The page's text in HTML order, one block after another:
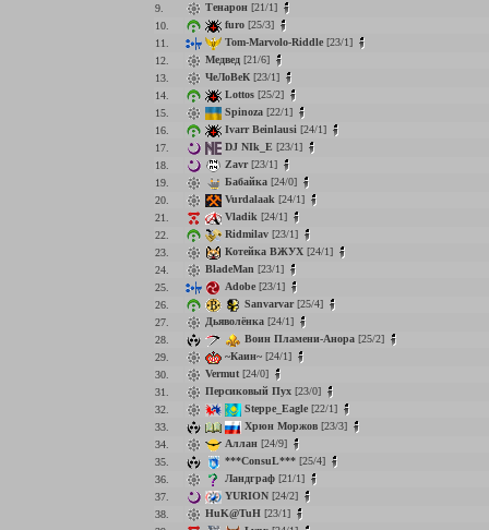
9.
Тенарон [21/1]
10.
furo [25/3]
11.
Tom-Marvolo-Riddle [23/1]
12.
Медвед [21/6]
13.
ЧеЛоВеК [23/1]
14.
Lottos [25/2]
15.
Spinoza [22/1]
16.
Ivarr Beinlausi [24/1]
17.
DJ NIk_E [23/1]
18.
Zavr[23/1]
19.
Бабайка [24/0]
20.
Vurdalaak [24/1]
21.
Vladik [24/1]
22.
Ridmilav [23/1]
23.
Котейка ВЖУХ [24/1]
24.
BladeMan [23/1]
25.
Adobe [23/1]
26.
Sanvarvar[25/4]
27.
Дьяволёнка [24/1]
28.
Воин Пламени-Анора [25/2]
29.
~Каин~ [24/1]
30.
Vermut [24/0]
31.
Персиковый Пух [23/0]
32.
Steppe_Eagle [22/1]
33.
Хрюн Моржов [23/3]
34.
Аллан [24/9]
35.
***ConsuL*** [25/4]
36.
Ландграф [21/1]
37.
YURION [24/2]
38.
HuK@TuH [23/1]